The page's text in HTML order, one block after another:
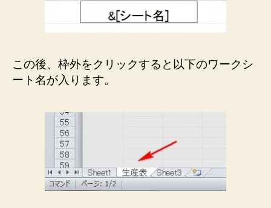
この後、枠外をクリックすると以下のワークシ
ート名が入ります。